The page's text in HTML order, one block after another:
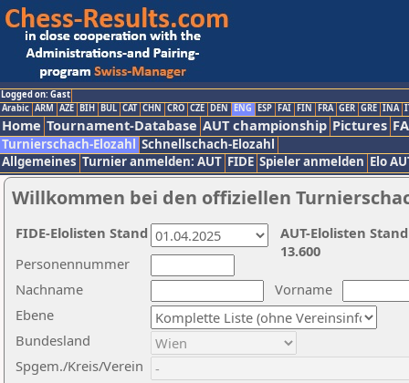
Logged on: Gast
Arabic ARM AZE BIH BUL CAT CHN CRO CZE DEN ENG ESP FAI FIN FRA GER GRE INA
Home Tournament-Database AUT championship Pictures
Turnierschach-Elozahl Schnellschach-Elozahl
Allgemeines Turnier anmelden: AUT FIDE Spieler anmelden Elo
Willkommen bei den offiziellen
Nachname
Vorname
Ebene
Personennummer
Bundesland
Spgem./Kreis/Verein
AUT-Elolisten
13.600
FIDE-Elolisten Stand